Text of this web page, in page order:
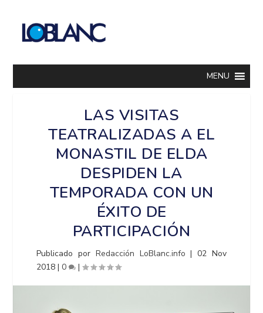
MENU
LAS VISITAS
TEATRALIZADAS A EL
MONASTIL DE ELDA
DESPIDEN LA
TEMPORADA CON UN
ÉXITO DE
PARTICIPACIÓN
Publicado por Redacción LoBlanc.info | 02 Nov
2018 |0 |